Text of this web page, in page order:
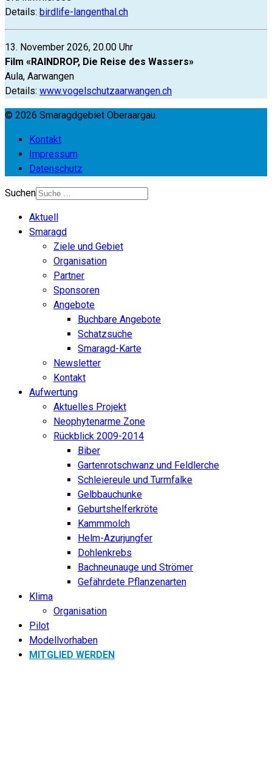
Details: birdlife-langenthal.ch
13. November 2026, 20.00 Uhr
Film «RAINDROP, Die Reise des Wassers»
Aula, Aarwangen
Details: www.vogelschutzaarwangen.ch
© 2026 Smaragdgebiet Oberaargau.
Kontakt
Impressum
Datenschutz
Suchen
Aktuell
Smaragd
Ziele und Gebiet
Organisation
Partner
Sponsoren
Angebote
Buchbare Angebote
Schatzsuche
Smaragd-Karte
Newsletter
Kontakt
Aufwertung
Aktuelles Projekt
Neophytenarme Zone
Rückblick 2009-2014
Biber
Gartenrotschwanz und Feldlerche
Schleiereule und Turmfalke
Gelbbauchunke
Geburtshelferkröte
Kammmolch
Helm-Azurjungfer
Dohlenkrebs
Bachneunauge und Strömer
Gefährdete Pflanzenarten
Klima
Organisation
Pilot
Modellvorhaben
MITGLIED WERDEN